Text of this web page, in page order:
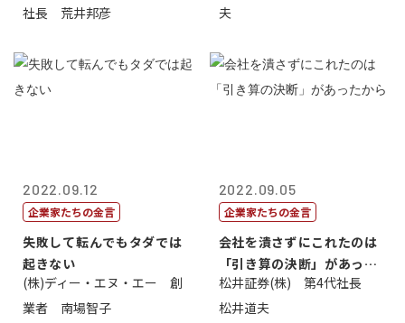
社長 荒井邦彦
夫
2022.09.12
企業家たちの金言
失敗して転んでもタダでは
起きない
(株)ディー・エヌ・エー 創
業者 南場智子
2022.09.05
企業家たちの金言
会社を潰さずにこれたのは
「引き算の決断」があった
から
松井証券(株) 第4代社長
松井道夫